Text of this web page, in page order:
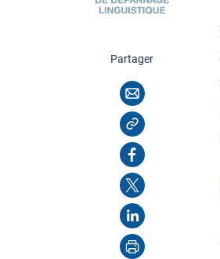
Partagercette page
Courriel
Copier l'adresse
Facebook
X
LinkedIn
Imprimer